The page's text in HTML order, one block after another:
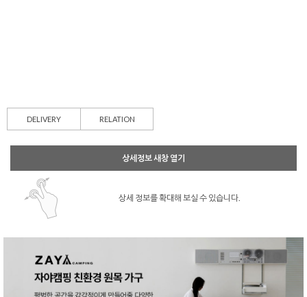
DELIVERY RELATION
상세정보 새창 열기
상세 정보를 확대해 보실 수 있습니다.